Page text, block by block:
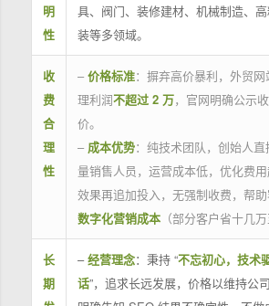
明
性
具、阀门、装修建材、机械制造、
装等多领域。
收
费
合
理
性
– 价格标准：摒弃高价暴利，外贸
理利润不超过 2 万，官网明确公示
价。
– 成本优势：纯技术团队，创始人
量销售人员，运营成本低，优化费
效果再追加投入，无强制收费，帮
数字化营销成本（部分客户省十几万
长
期
–经营理念：秉持 “不忘初心，技术
话”，追求长远发展，价格以维持公